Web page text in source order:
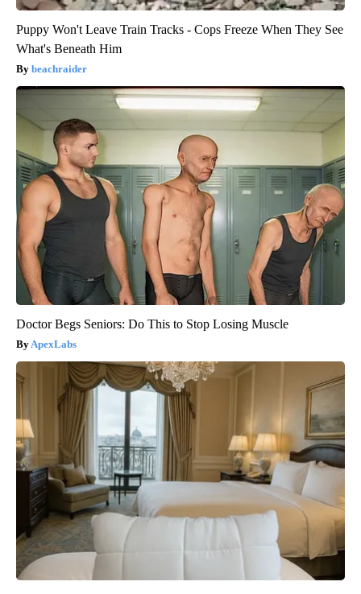
Puppy Won't Leave Train Tracks - Cops Freeze When They See
What's Beneath Him
beachraider
Doctor Begs Seniors: Do This to Stop Losing Muscle
ApexLabs